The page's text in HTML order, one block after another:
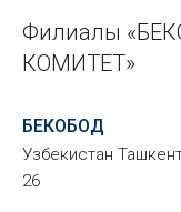
Филиалы
КОМИТЕТ»
БЕКОБОД
Узбекистан
26